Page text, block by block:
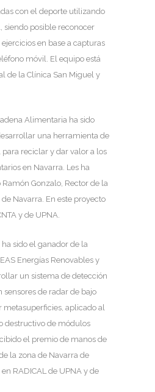
con el deporte utilizando
siendo posible reconocer
en base a capturas
móvil. El equipo está
de la Clínica San Miguel y
Alimentaria ha sido
una herramienta de
reciclar y dar valor a los
en Navarra. Les ha
Gonzalo, Rector de la
Navarra. En este proyecto
y de UPNA.
ha sido el ganador de la
Energías Renovables y
un sistema de detección
sensores de radar de bajo
metasuperficies, aplicado al
destructivo de módulos
el premio de manos de
la zona de Navarra de
RADICAL de UPNA y de